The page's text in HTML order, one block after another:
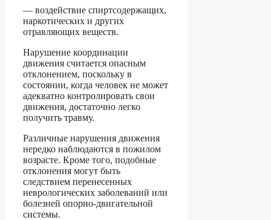
— воздействие спиртсодержащих,
наркотических и других
отравляющих веществ.
Нарушение координации
движения считается опасным
отклонением, поскольку в
состоянии, когда человек не может
адекватно контролировать свои
движения, достаточно легко
получить травму.
Различные нарушения движения
нередко наблюдаются в пожилом
возрасте. Кроме того, подобные
отклонения могут быть
следствием перенесенных
неврологических заболеваний или
болезней опорно-двигательной
системы.